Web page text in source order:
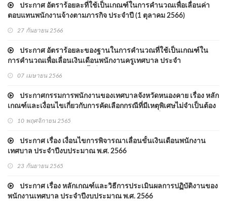
ประกาศ อัตราร้อยละที่ใช้เป็นเกณฑ์ในการคำนวณเพื่อเลื่อนค่า
ตอบแทนพนักงานจ้างตามภารกิจ ประจำปี (1 ตุลาคม 2566)
27 กันยายน 2566
ประกาศ อัตราร้อยละของฐานในการคำนวณที่ใช้เป็นเกณฑ์ใน
การคำนวณเพื่อเลื่อนเงินเดือนพนักงานครูเทศบาล ประจำ
07 เมษายน 2566
ประกาศกรรมการพนักงานของเทศบาลจังหวัดหนองคาย เรื่อง หลัก
เกณฑ์และเงื่อนไขเกี่ยวกับการคัดเลือกกรณีที่มีเหตุพิเศษไม่จำเป็นต้อง
สอบแข่งขันกรณีบรรจุบุคคลากรในสังกัดเทศบาลที่ปฏิบัติงานใน
ราชการเป็นกรณีพิเศ
10 พฤศจิกายน 2565
ประกาศ เรื่อง เงื่อนไขการพิจารณาเลื่อนขั้นเงินเดือนพนักงาน
เทศบาล ประจำปีงบประมาณ พ.ศ. 2566
23 กันยายน 2565
ประกาศ เรื่อง หลักเกณฑ์และวิธีการประเมินผลการปฏิบัติงานของ
พนักงานเทศบาล ประจำปีงบประมาณ พ.ศ. 2566